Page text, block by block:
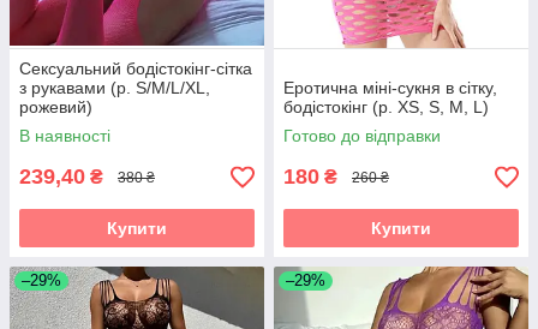
Сексуальний бодістокінг-сітка
з рукавами (р. S/M/L/XL,
рожевий)
В наявності
239,40 ₴ 380 ₴
Купити
Еротична міні-сукня в сітку,
бодістокінг (р. XS, S, M, L)
Готово до відправки
180 ₴ 260 ₴
Купити
–29% –29%